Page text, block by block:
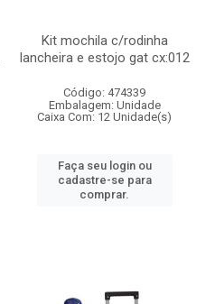
Kit mochila c/rodinha
lancheira e estojo gat cx:012
Código: 474339
Embalagem: Unidade
Caixa Com: 12 Unidade(s)
Faça seu login ou
cadastre-se para
comprar.